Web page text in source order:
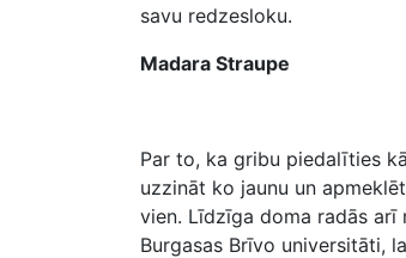
savu redzesloku.
Madara Straupe
Par to, ka gribu piedalīties
uzzināt ko jaunu un
vien. Līdzīga doma radās arī
Burgasas Brīvo universitāti,